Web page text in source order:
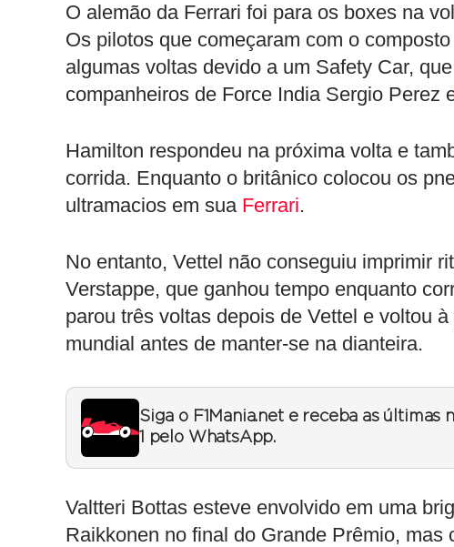
O alemão da Ferrari foi para os boxes na
Os pilotos que começaram com o
algumas voltas devido a um Safety Car,
companheiros de Force India Sergio Perez
Hamilton respondeu na próxima volta e
corrida. Enquanto o britânico colocou os
ultramacios em sua Ferrari.
No entanto, Vettel não conseguiu imprimir
Verstappe, que ganhou tempo enquanto
parou três voltas depois de Vettel e voltou
mundial antes de manter-se na dianteira.
Siga o F1Mania.net e receba as últimas
1 pelo WhatsApp.
Valtteri Bottas esteve envolvido em uma
Raikkonen no final do Grande Prêmio,